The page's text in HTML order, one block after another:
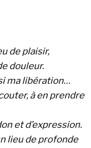
de plaisir,
douleur.
ma libération…
à en prendre
et d’expression.
lieu de profonde